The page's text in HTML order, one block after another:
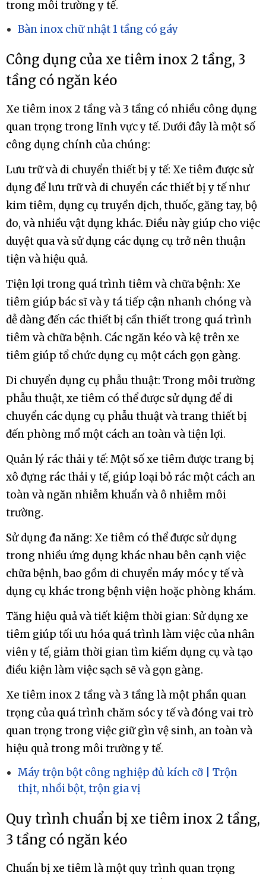
trong môi trường y tế.
Bàn inox chữ nhật 1 tầng có gáy
Công dụng của xe tiêm inox 2 tầng, 3
tầng có ngăn kéo
Xe tiêm inox 2 tầng và 3 tầng có nhiều công dụng
quan trọng trong lĩnh vực y tế. Dưới đây là một số
công dụng chính của chúng:
Lưu trữ và di chuyển thiết bị y tế: Xe tiêm được sử
dụng để lưu trữ và di chuyển các thiết bị y tế như
kim tiêm, dụng cụ truyền dịch, thuốc, găng tay, bộ
đo, và nhiều vật dụng khác. Điều này giúp cho việc
duyệt qua và sử dụng các dụng cụ trở nên thuận
tiện và hiệu quả.
Tiện lợi trong quá trình tiêm và chữa bệnh: Xe
tiêm giúp bác sĩ và y tá tiếp cận nhanh chóng và
dễ dàng đến các thiết bị cần thiết trong quá trình
tiêm và chữa bệnh. Các ngăn kéo và kệ trên xe
tiêm giúp tổ chức dụng cụ một cách gọn gàng.
Di chuyển dụng cụ phẫu thuật: Trong môi trường
phẫu thuật, xe tiêm có thể được sử dụng để di
chuyển các dụng cụ phẫu thuật và trang thiết bị
đến phòng mổ một cách an toàn và tiện lợi.
Quản lý rác thải y tế: Một số xe tiêm được trang bị
xô đựng rác thải y tế, giúp loại bỏ rác một cách an
toàn và ngăn nhiễm khuẩn và ô nhiễm môi
trường.
Sử dụng đa năng: Xe tiêm có thể được sử dụng
trong nhiều ứng dụng khác nhau bên cạnh việc
chữa bệnh, bao gồm di chuyển máy móc y tế và
dụng cụ khác trong bệnh viện hoặc phòng khám.
Tăng hiệu quả và tiết kiệm thời gian: Sử dụng xe
tiêm giúp tối ưu hóa quá trình làm việc của nhân
viên y tế, giảm thời gian tìm kiếm dụng cụ và tạo
điều kiện làm việc sạch sẽ và gọn gàng.
Xe tiêm inox 2 tầng và 3 tầng là một phần quan
trọng của quá trình chăm sóc y tế và đóng vai trò
quan trọng trong việc giữ gìn vệ sinh, an toàn và
hiệu quả trong môi trường y tế.
Máy trộn bột công nghiệp đủ kích cỡ | Trộn
thịt, nhồi bột, trộn gia vị
Quy trình chuẩn bị xe tiêm inox 2 tầng,
3 tầng có ngăn kéo
Chuẩn bị xe tiêm là một quy trình quan trọng